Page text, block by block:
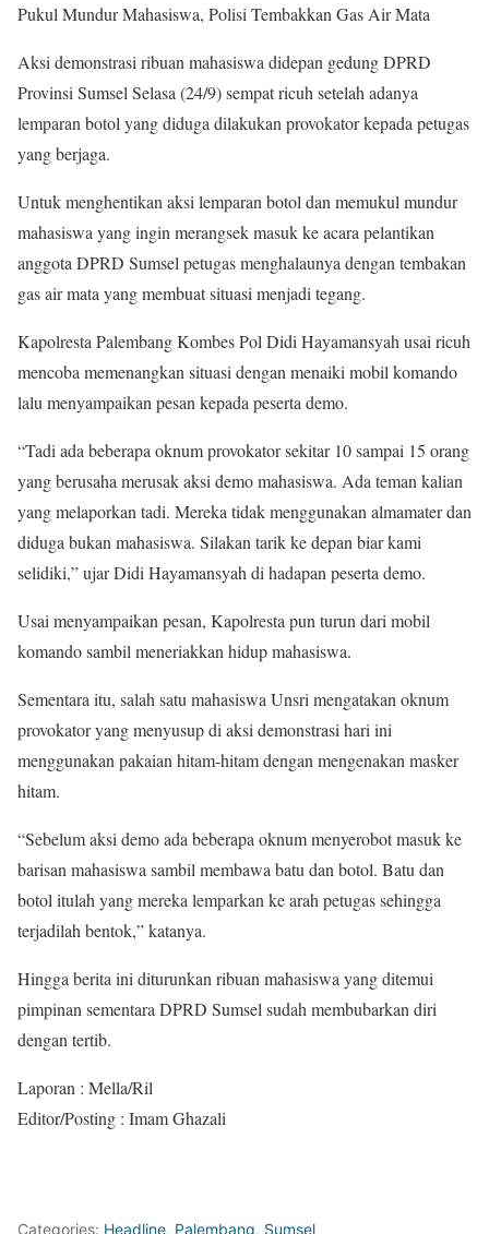
Pukul Mundur Mahasiswa, Polisi Tembakkan Gas Air Mata
Aksi demonstrasi ribuan mahasiswa didepan gedung DPRD
Provinsi Sumsel Selasa (24/9) sempat ricuh setelah adanya
lemparan botol yang diduga dilakukan provokator kepada petugas
yang berjaga.
Untuk menghentikan aksi lemparan botol dan memukul mundur
mahasiswa yang ingin merangsek masuk ke acara pelantikan
anggota DPRD Sumsel petugas menghalaunya dengan tembakan
gas air mata yang membuat situasi menjadi tegang.
Kapolresta Palembang Kombes Pol Didi Hayamansyah usai ricuh
mencoba memenangkan situasi dengan menaiki mobil komando
lalu menyampaikan pesan kepada peserta demo.
“Tadi ada beberapa oknum provokator sekitar 10 sampai 15 orang
yang berusaha merusak aksi demo mahasiswa. Ada teman kalian
yang melaporkan tadi. Mereka tidak menggunakan almamater dan
diduga bukan mahasiswa. Silakan tarik ke depan biar kami
selidiki,” ujar Didi Hayamansyah di hadapan peserta demo.
Usai menyampaikan pesan, Kapolresta pun turun dari mobil
komando sambil meneriakkan hidup mahasiswa.
Sementara itu, salah satu mahasiswa Unsri mengatakan oknum
provokator yang menyusup di aksi demonstrasi hari ini
menggunakan pakaian hitam-hitam dengan mengenakan masker
hitam.
“Sebelum aksi demo ada beberapa oknum menyerobot masuk ke
barisan mahasiswa sambil membawa batu dan botol. Batu dan
botol itulah yang mereka lemparkan ke arah petugas sehingga
terjadilah bentok,” katanya.
Hingga berita ini diturunkan ribuan mahasiswa yang ditemui
pimpinan sementara DPRD Sumsel sudah membubarkan diri
dengan tertib.
Laporan : Mella/Ril
Editor/Posting : Imam Ghazali
Categories: Headline, Palembang, Sumsel